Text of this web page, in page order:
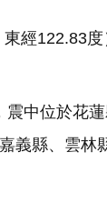
經122.83
震中位於花
義縣、雲林